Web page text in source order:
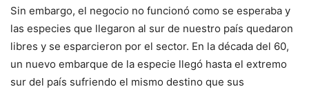
Sin embargo, el negocio no funcionó como se esperaba y
las especies que llegaron al sur de nuestro país quedaron
libres y se esparcieron por el sector. En la década del 60,
un nuevo embarque de la especie llegó hasta el extremo
sur del país sufriendo el mismo destino que sus